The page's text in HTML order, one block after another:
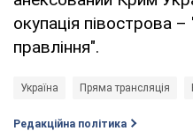
окупація півострова
правління".
Україна Пряма трансляція
Редакційна політика